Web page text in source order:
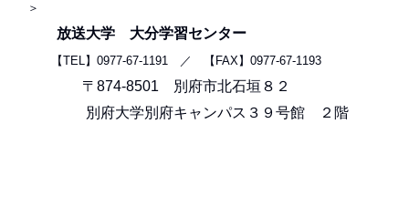
＞
放送大学 大分学習センター
【TEL】0977-67-1191 ／ 【FAX】0977-67-1193
〒874-8501 別府市北石垣８２
別府大学別府キャンパス３９号館 ２階